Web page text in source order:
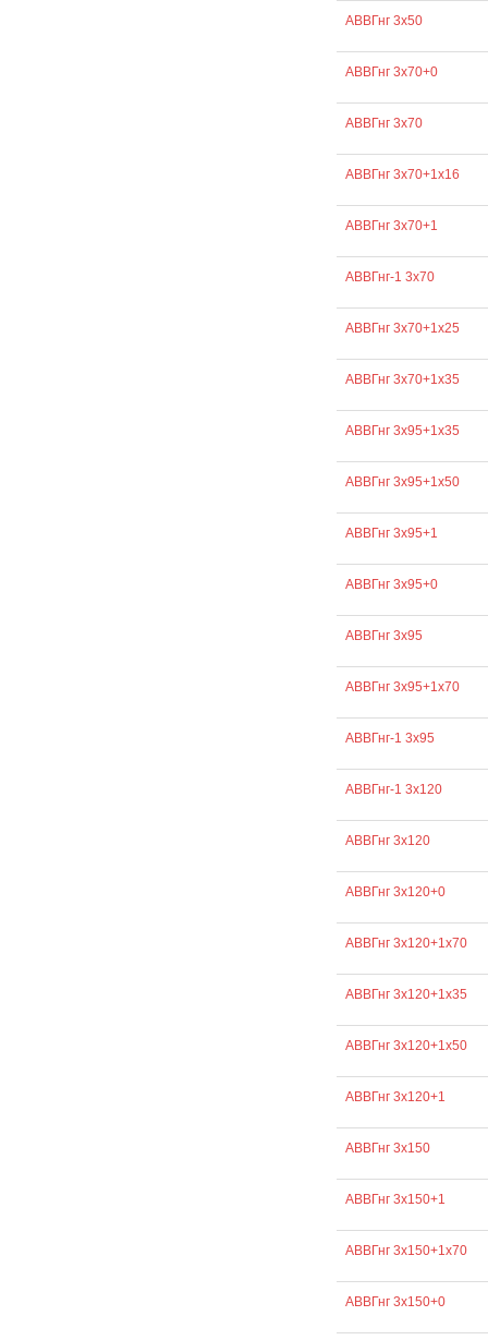
АВВГнг 3х50
АВВГнг 3х70+0
АВВГнг 3х70
АВВГнг 3х70+1х16
АВВГнг 3х70+1
АВВГнг-1 3х70
АВВГнг 3х70+1х25
АВВГнг 3х70+1х35
АВВГнг 3х95+1х35
АВВГнг 3х95+1х50
АВВГнг 3х95+1
АВВГнг 3х95+0
АВВГнг 3х95
АВВГнг 3х95+1х70
АВВГнг-1 3х95
АВВГнг-1 3х120
АВВГнг 3х120
АВВГнг 3х120+0
АВВГнг 3х120+1х70
АВВГнг 3х120+1х35
АВВГнг 3х120+1х50
АВВГнг 3х120+1
АВВГнг 3х150
АВВГнг 3х150+1
АВВГнг 3х150+1х70
АВВГнг 3х150+0